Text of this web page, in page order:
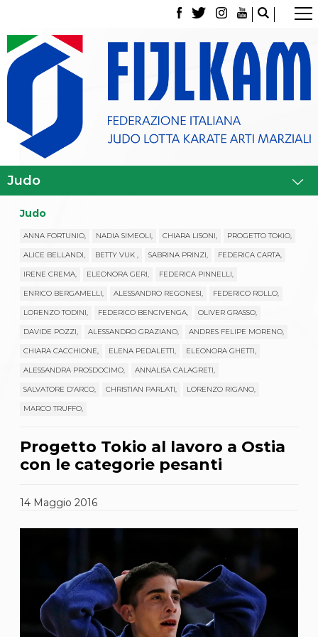
La Federazione
Tesseramento
Contatti
Norme e modulistica Affiliazioni e Tesseramenti
Classifica Società Sportive con più di 100 atleti
tesserati
Giustizia Sportiva
Partners
La disciplina
News
Gare e Risultati
Albi Federali
Arbitri
La disciplina
News
Karate
La disciplina
News
Arti marziali
Ju Jitsu
Sumo
Capoeira
Grappling
BJJ
Pancrazio/Pankration
Judo
ANNA FORTUNIO, NADIA SIMEOLI, CHIARA LISONI, PROGETTO TOKIO,
ALICE BELLANDI, BETTY VUK , SABRINA PRINZI, FEDERICA CARTA,
IRENE CREMA, ELEONORA GERI, FEDERICA PINNELLI,
ENRICO BERGAMELLI, ALESSANDRO REGONESI, FEDERICO ROLLO,
LORENZO TODINI, FEDERICO BENCIVENGA, OLIVER GRASSO,
DAVIDE POZZI, ALESSANDRO GRAZIANO, ANDRES FELIPE MORENO,
CHIARA CACCHIONE, ELENA PEDALETTI, ELEONORA GHETTI,
ALESSANDRA PROSDOCIMO, ANNALISA CALAGRETI,
SALVATORE D’ARCO, CHRISTIAN PARLATI, LORENZO RIGANO,
MARCO TRUFFO,
Progetto Tokio al lavoro a Ostia
con le categorie pesanti
14 Maggio2016